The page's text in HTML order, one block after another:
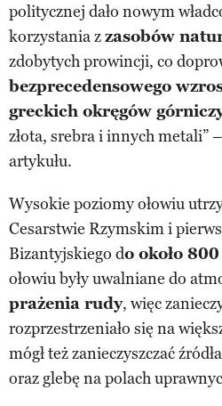
politycznej dało nowym
korzystania zzasobów
zdobytych prowincji, co
bezprecedensowego
greckich okręgów
złota, srebra i innych metali”
artykułu.
Wysokie poziomy ołowiu
Cesarstwie Rzymskim i
Bizantyjskiego do około
ołowiu były uwalniane do
prażenia rudy, więc
rozprzestrzeniało się na
mógł też zanieczyszczać
oraz glebę na polach